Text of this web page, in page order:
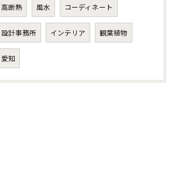
高断熱 風水 コーディネート
設計事務所 インテリア 観葉植物
愛知